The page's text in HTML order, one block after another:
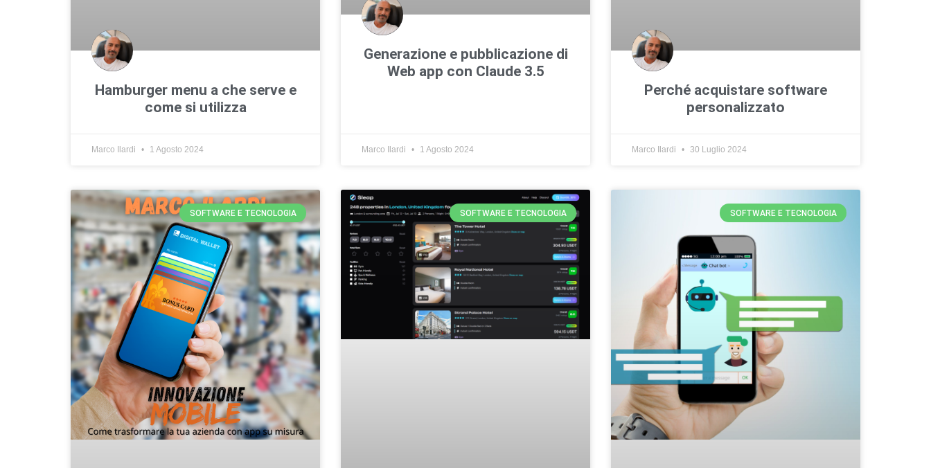
Hamburger menu a che serve e
come si utilizza
Marco Ilardi 1 Agosto 2024
Generazione e pubblicazione di
Web app con Claude 3.5
Marco Ilardi 1 Agosto 2024
Perché acquistare software
personalizzato
Marco Ilardi 30 Luglio 2024
SOFTWARE E TECNOLOGIA SOFTWARE E TECNOLOGIA SOFTWARE E TECNOLOGIA